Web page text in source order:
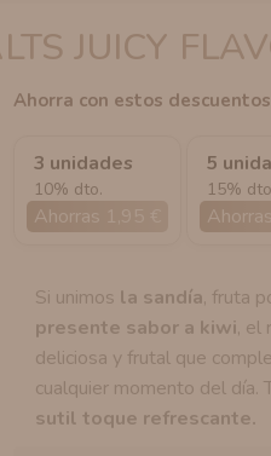
JUICY
Ahorra con estos
3 unidades
10% dto.
Ahorras 1,95 €
5
15%
Si unimos la sandía, fruta
presente sabor a kiwi, el
deliciosa y frutal que
cualquier momento del día.
sutil toque refrescante.